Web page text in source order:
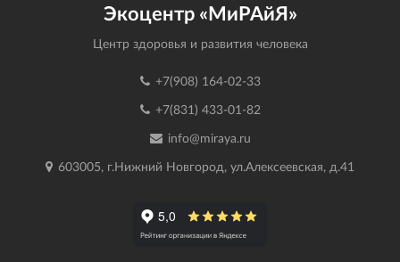
Экоцентр «МиРАйЯ»
Центр здоровья и развития человека
+7(908) 164-02-33
+7(831) 433-01-82
info@miraya.ru
603005, г.Нижний Новгород, ул.Алексеевская, д.41